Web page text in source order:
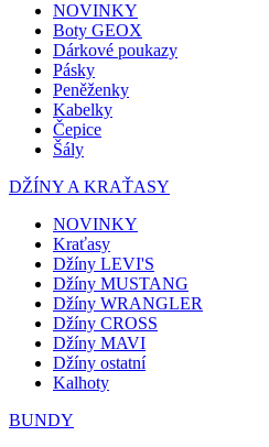
NOVINKY
Boty GEOX
Dárkové poukazy
Pásky
Peněženky
Kabelky
Čepice
Šály
DŽÍNY A KRAŤASY
NOVINKY
Kraťasy
Džíny LEVI'S
Džíny MUSTANG
Džíny WRANGLER
Džíny CROSS
Džíny MAVI
Džíny ostatní
Kalhoty
BUNDY